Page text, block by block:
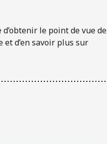
le point de vue de
d’en savoir plus sur